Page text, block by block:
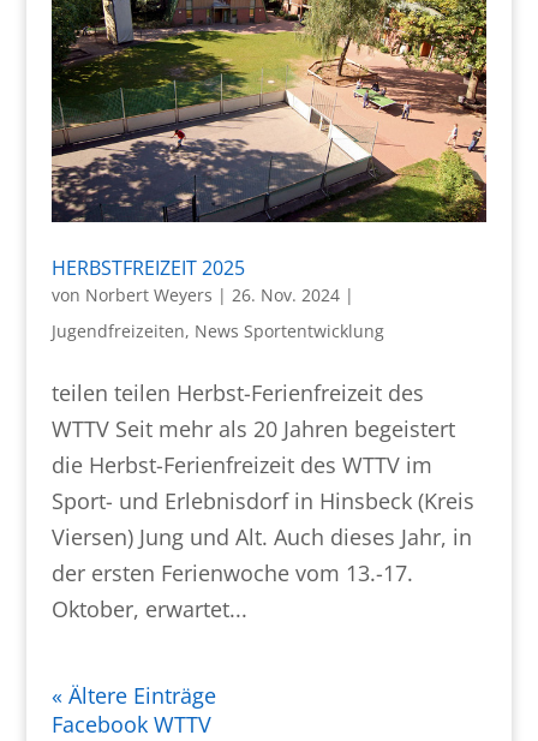
HERBSTFREIZEIT 2025
von Norbert Weyers | 26. Nov. 2024|
Jugendfreizeiten, News Sportentwicklung
teilen teilen Herbst-Ferienfreizeit des
WTTV Seit mehr als 20 Jahren begeistert
die Herbst-Ferienfreizeit des WTTV im
Sport- und Erlebnisdorf in Hinsbeck (Kreis
Viersen) Jung und Alt. Auch dieses Jahr, in
der ersten Ferienwoche vom 13.-17.
Oktober, erwartet...
« Ältere Einträge
Facebook WTTV